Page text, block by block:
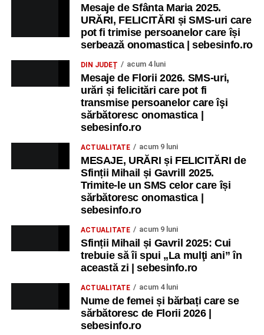
Mesaje de Sfânta Maria 2025.
URĂRI, FELICITĂRI și SMS-uri care
pot fi trimise persoanelor care își
serbează onomastica | sebesinfo.ro
DIN JUDEȚ acum 4 luni
Mesaje de Florii 2026. SMS-uri,
urări și felicitări care pot fi
transmise persoanelor care îşi
sărbătoresc onomastica |
sebesinfo.ro
ACTUALITATE acum 9 luni
MESAJE, URĂRI și FELICITĂRI de
Sfinții Mihail și Gavrill 2025.
Trimite-le un SMS celor care își
sărbătoresc onomastica |
sebesinfo.ro
ACTUALITATE acum 9 luni
Sfinții Mihail și Gavril 2025: Cui
trebuie să îi spui „La mulţi ani” în
această zi | sebesinfo.ro
ACTUALITATE acum 4 luni
Nume de femei și bărbați care se
sărbătoresc de Florii 2026 |
sebesinfo.ro